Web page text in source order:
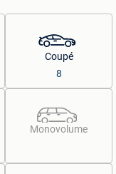
Coupé
8
Monovolume